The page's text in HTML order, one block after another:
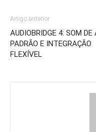
Artigo anterior
AUDIOBRIDGE 4: SOM DE
PADRÃO E INTEGRAÇÃO
FLEXÍVEL